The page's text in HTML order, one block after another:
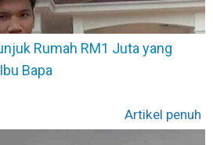
Rumah RM1 Juta yang
Bapa
Artikel penuh